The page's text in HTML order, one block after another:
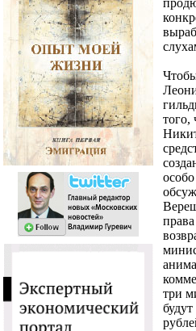
того,
три